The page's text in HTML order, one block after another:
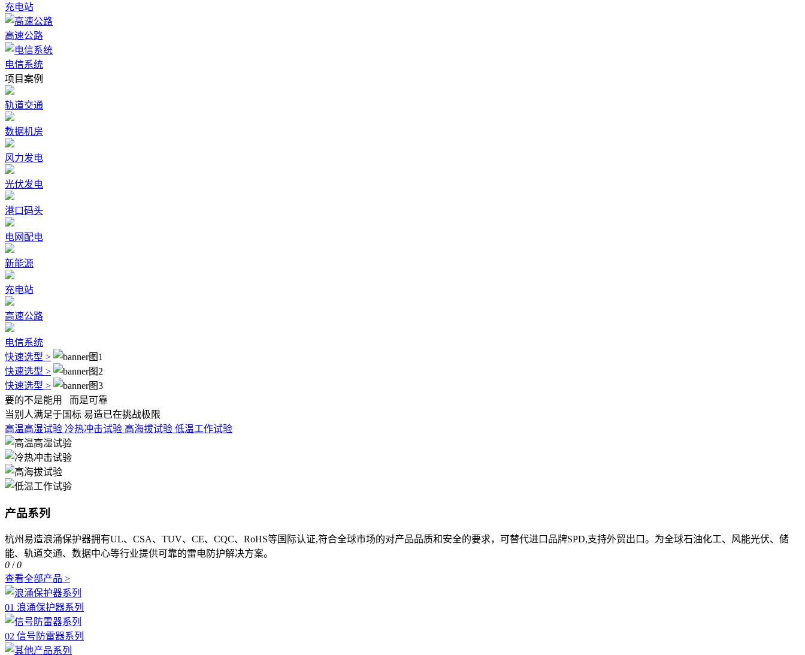
充电站
高速公路
电信系统
项目案例
轨道交通
数据机房
风力发电
光伏发电
港口码头
电网配电
新能源
充电站
高速公路
电信系统
快速选型 >
快速选型 >
快速选型 >
要的不是能用
而是可靠
当别人满足于国标 易造已在挑战极限
高温高湿试验 冷热冲击试验 高海拔试验 低温工作试验
产品系列
杭州易造浪涌保护器拥有UL、CSA、TUV、CE、CQC、RoHS等国际认证,符合全球市场的对产品品质和安全的要求，可替代进口品牌SPD,支持外贸出口。为全球石油化工、风能光伏、储
能、轨道交通、数据中心等行业提供可靠的雷电防护解决方案。
0 /0
查看全部产品 >
01 浪涌保护器系列
02 信号防雷器系列